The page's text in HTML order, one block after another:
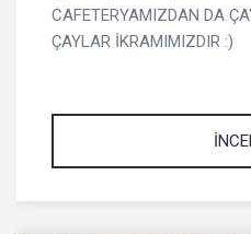
CAFETERYAMIZDAN DA
ÇAYLAR İKRAMIMIZDIR :)